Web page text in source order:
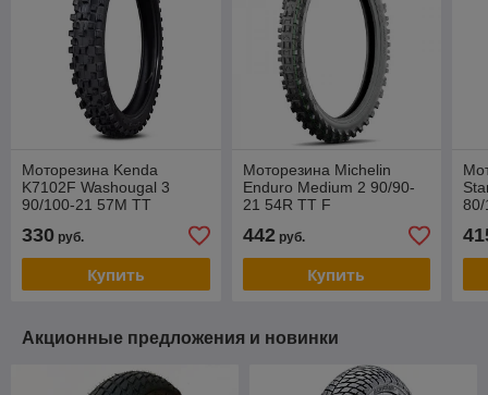
Моторезина Kenda
K7102F Washougal 3
90/100-21 57M TT
330 руб.
Купить
Моторезина Michelin
Enduro Medium 2 90/90-
21 54R TT F
442руб.
Купить
Акционные предложения и новинки